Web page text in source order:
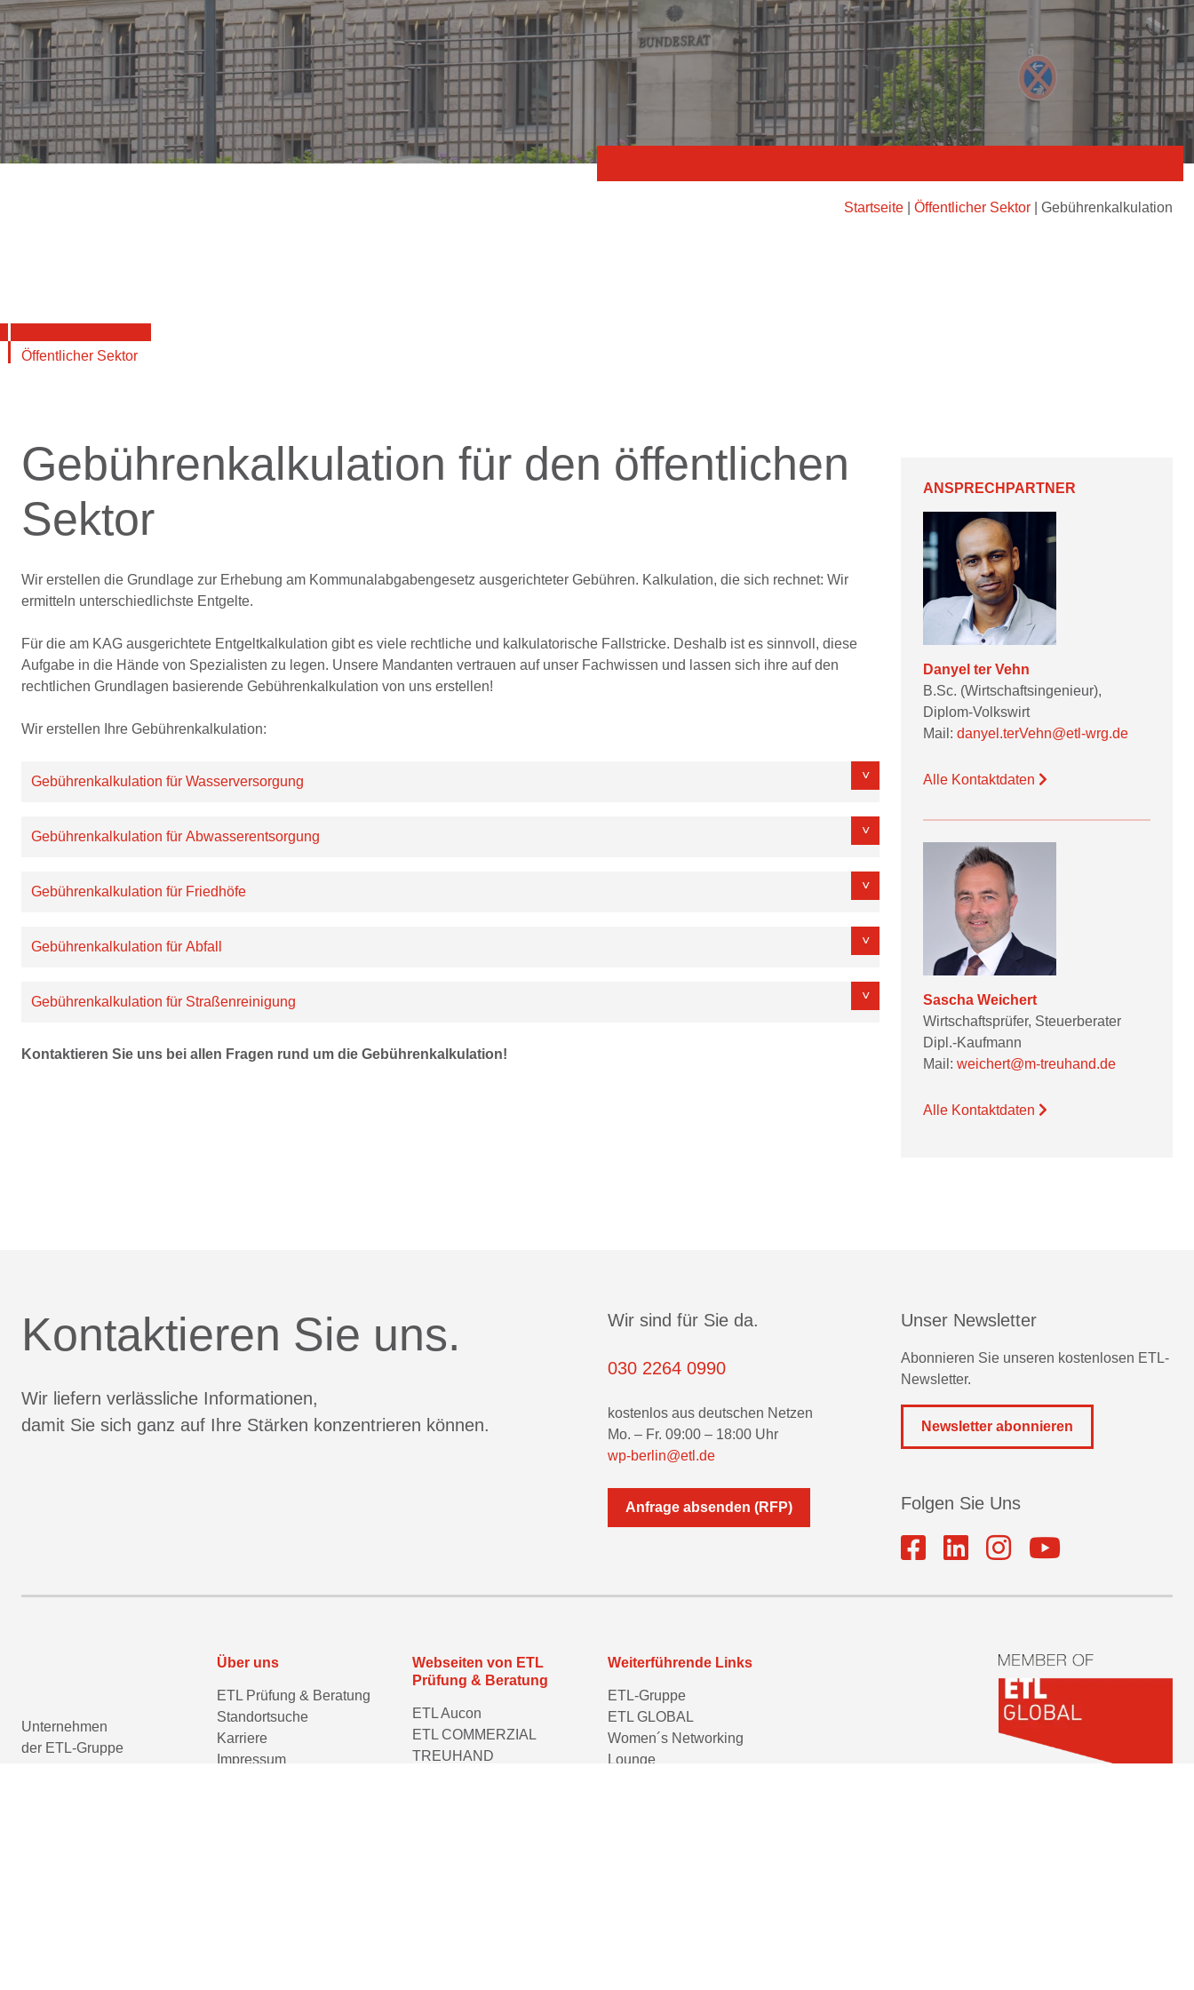
Startseite Öffentlicher Sektor Gebührenkalkulation
Öffentlicher Sektor
Gebührenkalkulation für den öffentlichen
Sektor
Wir erstellen die Grundlage zur Erhebung am Kommunalabgabengesetz ausgerichteter Gebühren. Kalkulation, die sich rechnet: Wir
ermitteln unterschiedlichste Entgelte.
Für die am KAG ausgerichtete Entgeltkalkulation gibt es viele rechtliche und kalkulatorische Fallstricke. Deshalb ist es sinnvoll, diese
Aufgabe in die Hände von Spezialisten zu legen. Unsere Mandanten vertrauen auf unser Fachwissen und lassen sich ihre auf den
rechtlichen Grundlagen basierende Gebührenkalkulation von uns erstellen!
Wir erstellen Ihre Gebührenkalkulation:
Gebührenkalkulation für Wasserversorgung
Gebührenkalkulation für Abwasserentsorgung
Gebührenkalkulation für Friedhöfe
Gebührenkalkulation für Abfall
Gebührenkalkulation für Straßenreinigung
Kontaktieren Sie uns bei allen Fragen rund um die Gebührenkalkulation!
ANSPRECHPARTNER
Danyel ter Vehn
B.Sc. (Wirtschaftsingenieur),
Diplom-Volkswirt
Mail: danyel.terVehn@etl-wrg.de
Alle Kontaktdaten
Sascha Weichert
Wirtschaftsprüfer, Steuerberater
Dipl.-Kaufmann
Mail: weichert@m-treuhand.de
Alle Kontaktdaten
Kontaktieren Sie uns.
Wir liefern verlässliche Informationen,
damit Sie sich ganz auf Ihre Stärken konzentrieren können.
Wir sind für Sie da.
030 2264 0990
kostenlos aus deutschen Netzen
Mo. – Fr. 09:00 – 18:00 Uhr
wp-berlin@etl.de
Anfrage absenden (RFP)
Unser Newsletter
Abonnieren Sie unseren kostenlosen ETL-
Newsletter.
Newsletter abonnieren
Folgen Sie Uns
Unternehmen
der ETL-Gruppe
Über uns
ETL Prüfung & Beratung
Standortsuche
Karriere
Impressum
Webseiten von ETL
Prüfung & Beratung
ETL Aucon
ETL COMMERZIAL
TREUHAND
Weiterführende Links
ETL-Gruppe
ETL GLOBAL
Women´s Networking
Lounge